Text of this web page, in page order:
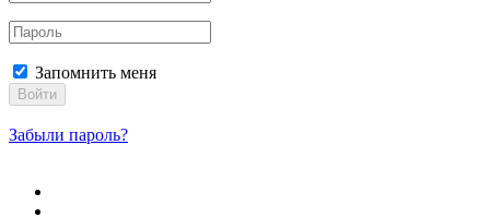
Запомнить меня
Войти
Забыли пароль?